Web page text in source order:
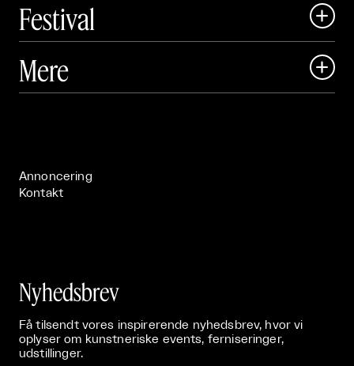
Festival

 Art Matter Festival
Mere 
Annoncering
Kontakt
Nyhedsbrev
Få tilsendt vores inspirerende nyhedsbrev, hvor vi
oplyser om kunstneriske events, ferniseringer,
udstillinger.